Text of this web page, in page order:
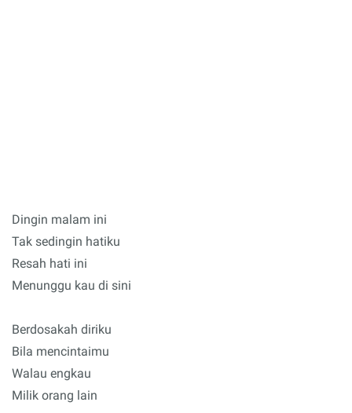
Dingin malam ini
Tak sedingin hatiku
Resah hati ini
Menunggu kau di sini
Berdosakah diriku
Bila mencintaimu
Walau engkau
Milik orang lain